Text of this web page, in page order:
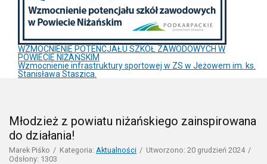
WZMOCNIENIE POTENCJAŁU SZKÓŁ ZAWODOWYCH W
POWIECIE NIŻAŃSKIM
Wzmocnienie infrastruktury sportowej w ZS w Jeżowem im. ks.
Stanisława Staszica.
Młodzież z powiatu niżańskiego zainspirowana
do działania!
Marek Piśko Kategoria: Aktualności
Utworzono: 20 grudzień 2024
Odsłony: 1303